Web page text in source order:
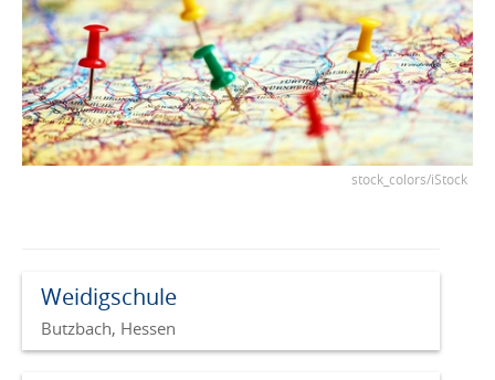
stock_colors/iStock
Weidigschule
Butzbach, Hessen